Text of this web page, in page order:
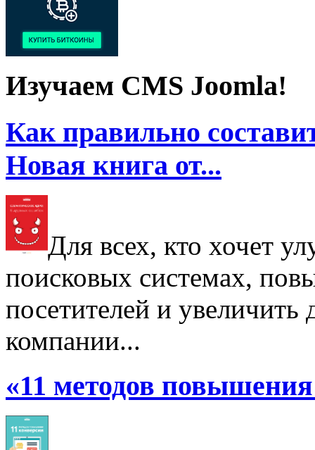
Изучаем CMS Joomla!
Как правильно
Новая книга от...
Для всех, кто хочет
поисковых системах,
посетителей и увеличить
компании...
«11 методов